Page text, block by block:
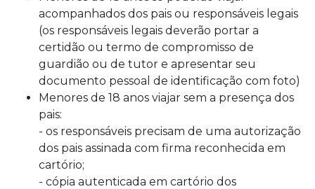
acompanhados dos pais ou responsáveis legais
(os responsáveis legais deverão portar a
certidão ou termo de compromisso de
guardião ou de tutor e apresentar seu
documento pessoal de identificação com foto)
Menores de 18 anos viajar sem a presença dos
pais:
- os responsáveis precisam de uma autorização
dos pais assinada com firma reconhecida em
cartório;
- cópia autenticada em cartório dos